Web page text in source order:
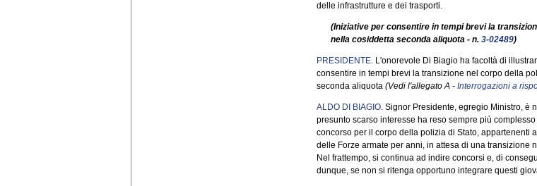
delle infrastrutture e dei trasporti.
(Iniziative per consentire in tempi brevi la
nella cosiddetta seconda aliquota - n. 3-02489)
PRESIDENTE. L'onorevole Di Biagio ha facoltà di
consentire in tempi brevi la transizione nel corpo della
seconda aliquota (Vedi l'allegato A - Interrogazioni a
ALDO DI BIAGIO. Signor Presidente, egregio Ministro, è
presunto scarso interesse ha reso sempre più
concorso per il corpo della polizia di Stato, appartenenti
delle Forze armate per anni, in attesa di una transizione
Nel frattempo, si continua ad indire concorsi e, di
dunque, se non si ritenga opportuno integrare questi